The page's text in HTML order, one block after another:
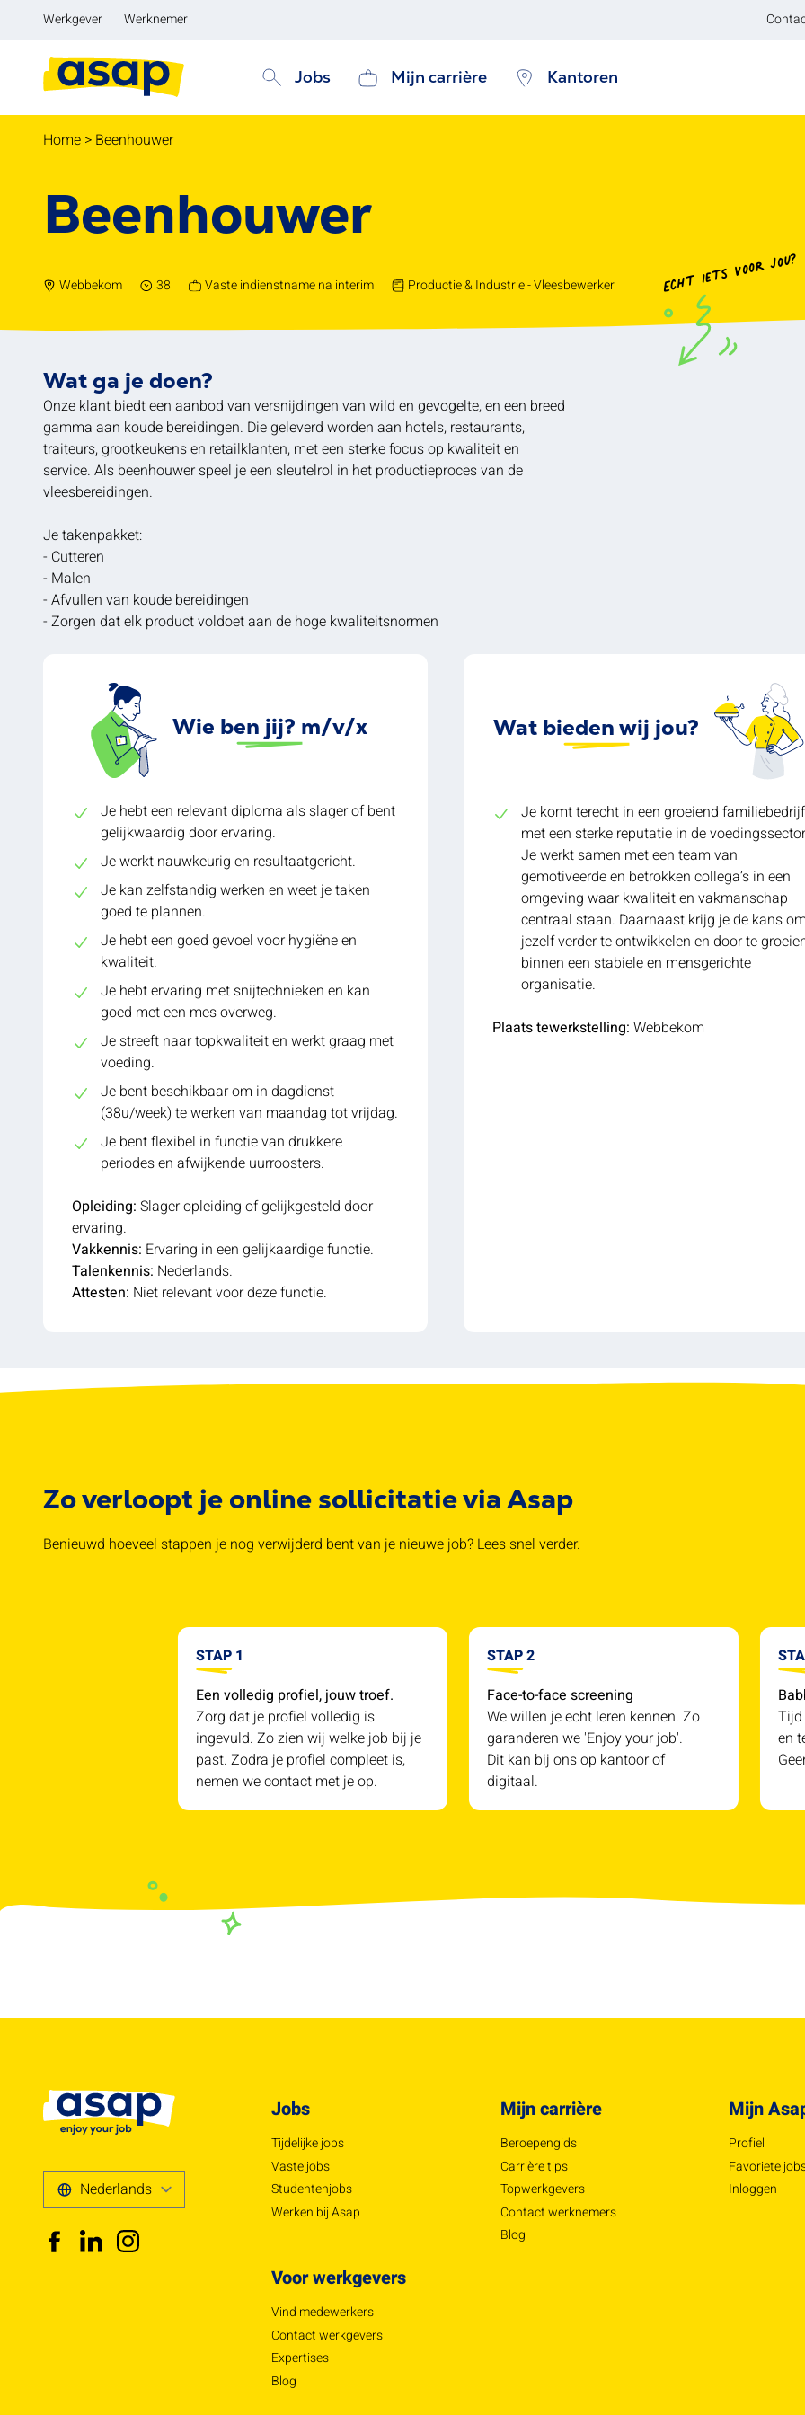
Werkgever Werknemer
Jobs Mijn carrière Kantoren
Home > Beenhouwer
Beenhouwer
Webbekom 38 Vaste indienstname na interim Productie & Industrie - Vleesbewerker Echt iets voor jou?
Wat ga je doen?
Onze klant biedt een aanbod van versnijdingen van wild en gevogelte, en een breed
gamma aan koude bereidingen. Die geleverd worden aan hotels, restaurants,
traiteurs, grootkeukens en retailklanten, met een sterke focus op kwaliteit en
service. Als beenhouwer speel je een sleutelrol in het productieproces van de
vleesbereidingen.
Je takenpakket:
- Cutteren
- Malen
- Afvullen van koude bereidingen
- Zorgen dat elk product voldoet aan de hoge kwaliteitsnormen
Wie ben jij? m/v/x
Je hebt een relevant diploma als slager of bent
gelijkwaardig door ervaring.
Je werkt nauwkeurig en resultaatgericht.
Je kan zelfstandig werken en weet je taken
goed te plannen.
Je hebt een goed gevoel voor hygiëne en
kwaliteit.
Je hebt ervaring met snijtechnieken en kan
goed met een mes overweg.
Je streeft naar topkwaliteit en werkt graag met
voeding.
Je bent beschikbaar om in dagdienst
(38u/week) te werken van maandag tot vrijdag.
Je bent flexibel in functie van drukkere
periodes en afwijkende uurroosters.
Opleiding: Slager opleiding of gelijkgesteld door
ervaring.
Vakkennis: Ervaring in een gelijkaardige functie.
Talenkennis: Nederlands.
Attesten: Niet relevant voor deze functie.
Wat bieden wij jou?
Je komt terecht in een groeiend familiebedrijf
met een sterke reputatie in de
Je werkt samen met een team van
gemotiveerde en betrokken collega’s in een
omgeving waar kwaliteit en vakmanschap
centraal staan. Daarnaast krijg je de kans om
jezelf verder te ontwikkelen en door te
binnen een stabiele en mensgerichte
organisatie.
Plaats tewerkstelling: Webbekom
Zo verloopt je online sollicitatie via Asap
Benieuwd hoeveel stappen je nog verwijderd bent van je nieuwe job? Lees snel verder.
STAP 1
Een volledig profiel, jouw troef.
Zorg dat je profiel volledig is
ingevuld. Zo zien wij welke job bij je
past. Zodra je profiel compleet is,
nemen we contact met je op.
STAP 2
Face-to-face screening
We willen je echt leren kennen. Zo
garanderen we 'Enjoy your job'.
Dit kan bij ons op kantoor of
digitaal.
Tijd
en
Jobs
Tijdelijke jobs
Vaste jobs
Studentenjobs
Werken bij Asap
Mijn carrière
Beroepengids
Carrière tips
Topwerkgevers
Contact werknemers
Blog
Mijn
Profiel
Favoriete
Inloggen
Voor werkgevers
Vind medewerkers
Contact werkgevers
Expertises
Blog